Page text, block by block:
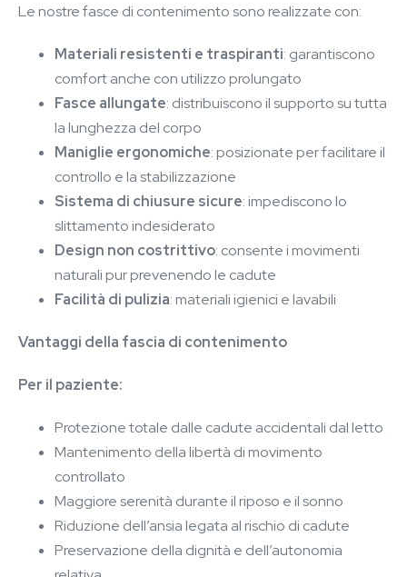
Le nostre fasce di contenimento sono realizzate con:
Materiali resistenti e traspiranti: garantiscono
comfort anche con utilizzo prolungato
Fasce allungate: distribuiscono il supporto su tutta
la lunghezza del corpo
Maniglie ergonomiche: posizionate per facilitare il
controllo e la stabilizzazione
Sistema di chiusure sicure: impediscono lo
slittamento indesiderato
Design non costrittivo: consente i movimenti
naturali pur prevenendo le cadute
Facilità di pulizia: materiali igienici e lavabili
Vantaggi della fascia di contenimento
Per il paziente:
Protezione totale dalle cadute accidentali dal letto
Mantenimento della libertà di movimento
controllato
Maggiore serenità durante il riposo e il sonno
Riduzione dell’ansia legata al rischio di cadute
Preservazione della dignità e dell’autonomia